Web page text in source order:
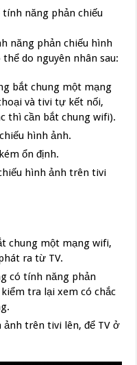
tính năng phản chiếu
năng phản chiếu hình
do nguyên nhân sau:
bắt chung một mạng
và tivi tự kết nối,
thì cần bắt chung wifi).
hình ảnh.
ổn định.
hình ảnh trên tivi
chung một mạng wifi,
ra từ TV.
có tính năng phản
tra lại xem có chắc
trên tivi lên, để TV ở